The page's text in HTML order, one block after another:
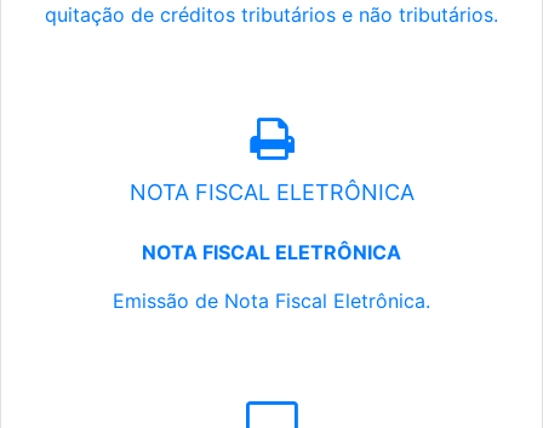
quitação de créditos tributários e não tributários.
NOTA FISCAL ELETRÔNICA
NOTA FISCAL ELETRÔNICA
Emissão de Nota Fiscal Eletrônica.